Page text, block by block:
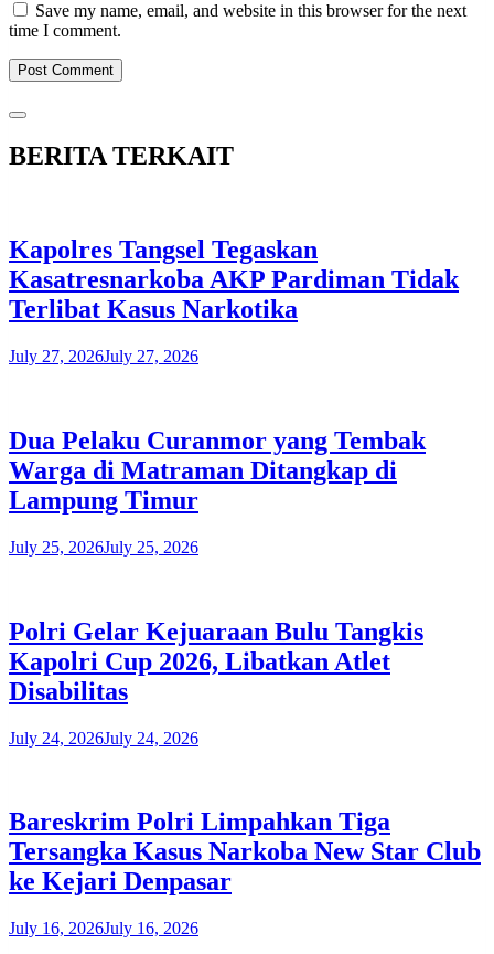
Save my name, email, and website in this browser for the next
time I comment.
BERITA TERKAIT
Kapolres Tangsel Tegaskan
Kasatresnarkoba AKP Pardiman Tidak
Terlibat Kasus Narkotika
July 27, 2026July 27, 2026
Dua Pelaku Curanmor yang Tembak
Warga di Matraman Ditangkap di
Lampung Timur
July 25, 2026July 25, 2026
Polri Gelar Kejuaraan Bulu Tangkis
Kapolri Cup 2026, Libatkan Atlet
Disabilitas
July 24, 2026July 24, 2026
Bareskrim Polri Limpahkan Tiga
Tersangka Kasus Narkoba New Star Club
ke Kejari Denpasar
July 16, 2026July 16, 2026